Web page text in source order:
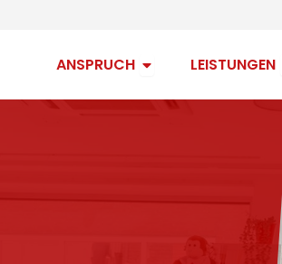
ANSPRUCH Open Anspruch
LEISTUNGEN